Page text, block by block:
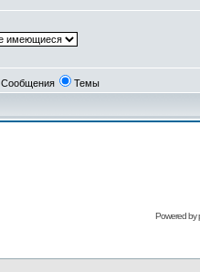
Сообщения Темы
Powered by